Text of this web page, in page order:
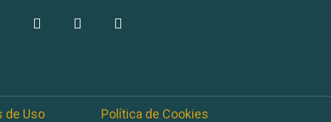
de Uso Política de Cookies